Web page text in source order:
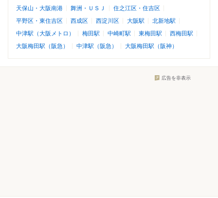
天保山・大阪南港
舞洲・ＵＳＪ
住之江区・住吉区
平野区・東住吉区
西成区 西淀川区 大阪駅
北新地駅
中津駅（大阪メトロ）
梅田駅 中崎町駅 東梅田駅
西梅田駅
大阪梅田駅（阪急）
中津駅（阪急） 大阪梅田駅（阪神）
広告を非表示